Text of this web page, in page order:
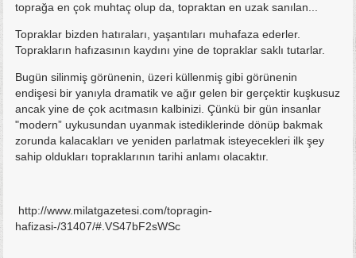
toprağa en çok muhtaç olup da, topraktan en uzak sanılan...
Topraklar bizden hatıraları, yaşantıları muhafaza ederler.
Toprakların hafızasının kaydını yine de topraklar saklı tutarlar.
Bugün silinmiş görünenin, üzeri küllenmiş gibi görünenin
endişesi bir yanıyla dramatik ve ağır gelen bir gerçektir kuşkusuz
ancak yine de çok acıtmasın kalbinizi. Çünkü bir gün insanlar
"modern” uykusundan uyanmak istediklerinde dönüp bakmak
zorunda kalacakları ve yeniden parlatmak isteyecekleri ilk şey
sahip oldukları topraklarının tarihi anlamı olacaktır.
http://www.milatgazetesi.com/topragin-
hafizasi-/31407/#.VS47bF2sWSc